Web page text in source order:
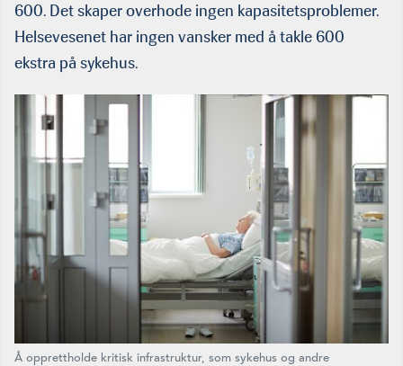
600. Det skaper overhode ingen kapasitetsproblemer.
Helsevesenet har ingen vansker med å takle 600
ekstra på sykehus.
Å opprettholde kritisk infrastruktur, som sykehus og andre